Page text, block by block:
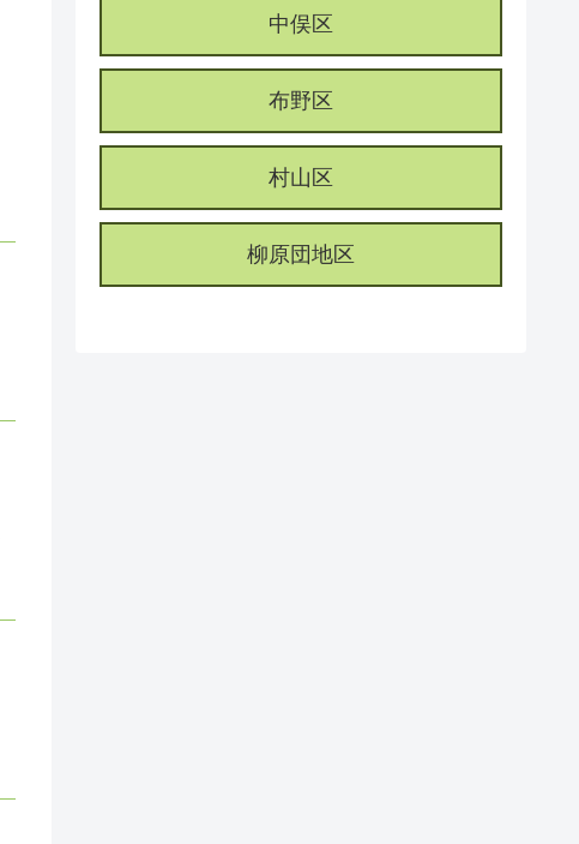
中俣区
布野区
村山区
柳原団地区